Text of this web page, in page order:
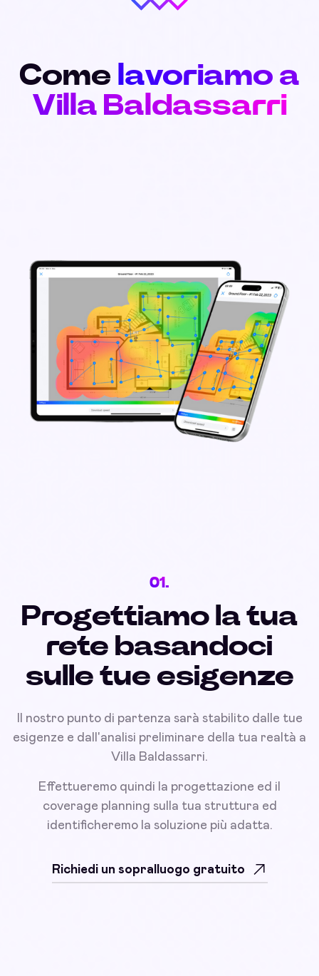
Come lavoriamo a
Villa Baldassarri
01.
Progettiamo la tua
rete basandoci
sulle tue esigenze
Il nostro punto di partenza sarà stabilito dalle tue
esigenze e dall'analisi preliminare della tua realtà a
Villa Baldassarri.
Effettueremo quindi la progettazione ed il
coverage planning sulla tua struttura ed
identificheremo la soluzione più adatta.
Richiedi un sopralluogo gratuito